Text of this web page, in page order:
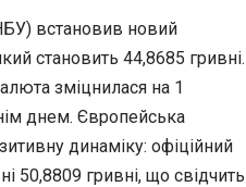
встановив новий
становить 44,8685 гривні.
зміцнилася на 1
днем. Європейська
динаміку: офіційний
50,8809 гривні, що свідчить